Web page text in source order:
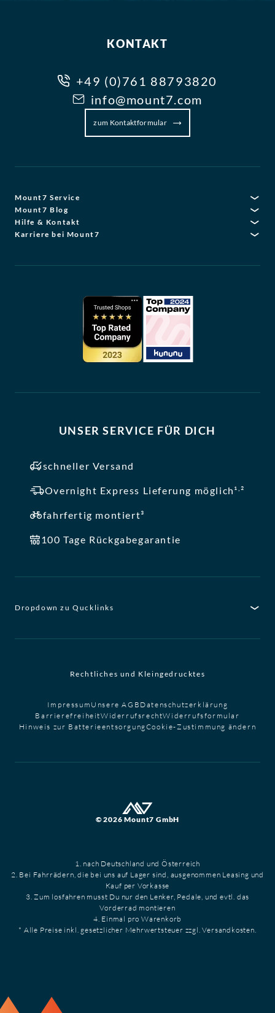
KONTAKT
+49 (0)761 88793820
info@mount7.com
zum Kontaktformular
Mount7 Service
Mount7 Blog
Hilfe & Kontakt
Karriere bei Mount7
UNSER SERVICE FÜR DICH
schneller Versand
Overnight Express Lieferung möglich¹,²
fahrfertig montiert³
100 Tage Rückgabegarantie
Dropdown zu Qucklinks
Rechtliches und Kleingedrucktes
Impressum Unsere AGB Datenschutzerklärung
BarrierefreiheitWiderrufsrechtWiderrufsformular
Hinweis zur BatterieentsorgungCookie-Zustimmung ändern
© 2026 Mount7 GmbH
1. nach Deutschland und Österreich
2. Bei Fahrrädern, die bei uns auf Lager sind, ausgenommen Leasing und
Kauf per Vorkasse
3. Zum losfahren musst Du nur den Lenker, Pedale, und evtl. das
Vorderrad montieren
4. Einmal pro Warenkorb
* Alle Preise inkl. gesetzlicher Mehrwertsteuer zzgl. Versandkosten.